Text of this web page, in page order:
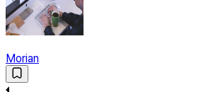
Morian